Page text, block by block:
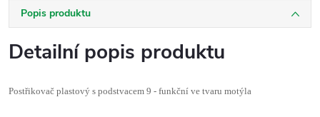
Popis produktu
Detailní popis produktu
Postřikovač plastový s podstvacem 9 - funkční ve tvaru motýla